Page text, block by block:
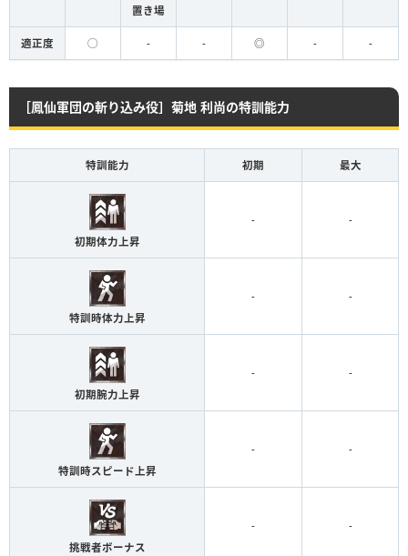
置き場
適正度 ◯ - - ◎ - -
［鳳仙軍団の斬り込み役］菊地 利尚の特訓能力
特訓能力 初期 最大
初期体力上昇
- -
特訓時体力上昇
- -
初期腕力上昇
- -
特訓時スピード上昇
- -
挑戦者ボーナス
- -